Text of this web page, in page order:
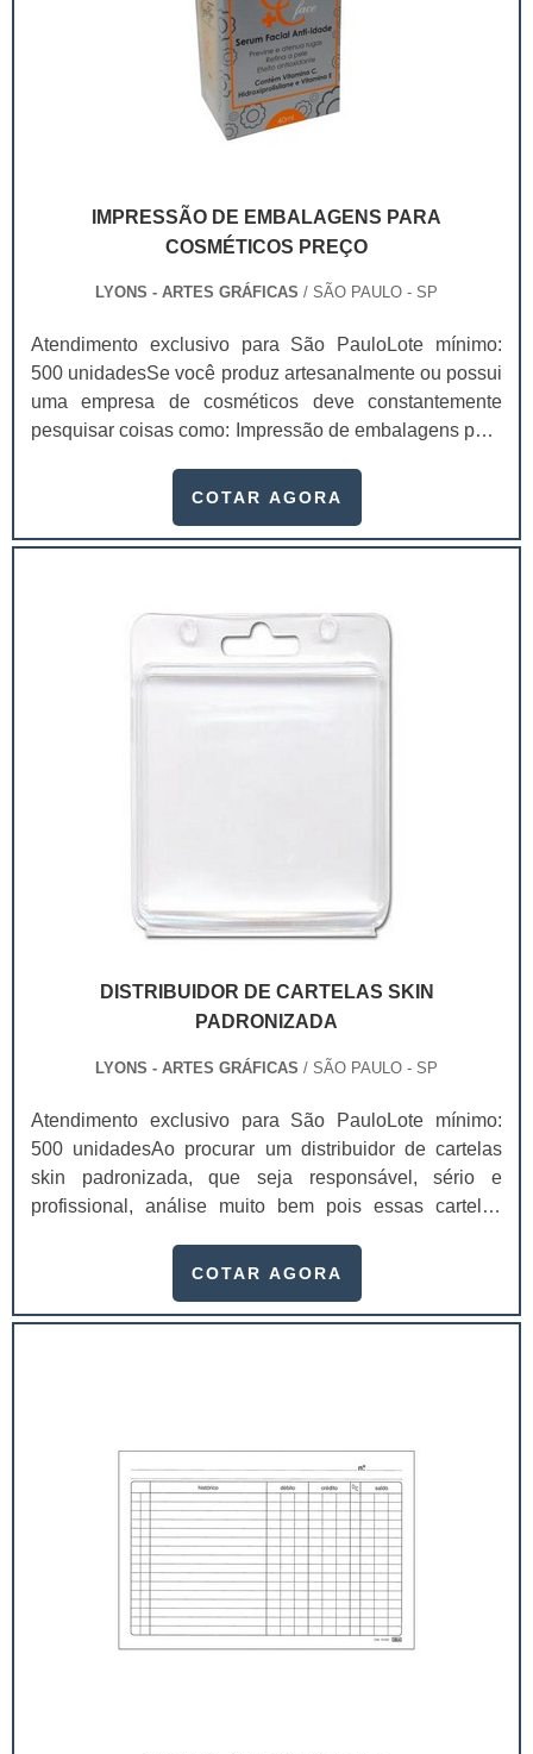
IMPRESSÃO DE EMBALAGENS PARA
COSMÉTICOS PREÇO
LYONS - ARTES GRÁFICAS / SÃO PAULO - SP
Atendimento exclusivo para São PauloLote mínimo:
500 unidadesSe você produz artesanalmente ou possui
uma empresa de cosméticos deve constantemente
pesquisar coisas como: Impressão de embalagens para
um investimento necessário para quem está no
extremamente competitivo, assim, as embalagens
COTAR AGORA
DISTRIBUIDOR DE CARTELAS SKIN
PADRONIZADA
LYONS - ARTES GRÁFICAS / SÃO PAULO - SP
Atendimento exclusivo para São PauloLote mínimo:
500 unidadesAo procurar um distribuidor de cartelas
skin padronizada, que seja responsável, sério e
profissional, análise muito bem pois essas cartelas
produto.A busca por empresas sérias para adquirir esse
podem assegurar aos clientes características pontuais
COTAR AGORA